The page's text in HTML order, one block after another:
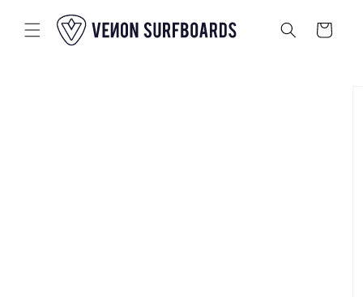
contenu
Panier